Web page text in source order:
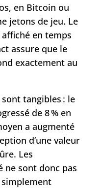
en Bitcoin ou
jetons de jeu. Le
en temps
assure que le
exactement au
tangibles : le
de 8 % en
a augmenté
d’une valeur
Les
ne sont donc pas